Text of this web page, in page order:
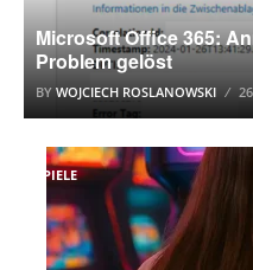
Microsoft Office 365:
Problem gelöst
BY WOJCIECH ROSLANOWSKI
SPIELE